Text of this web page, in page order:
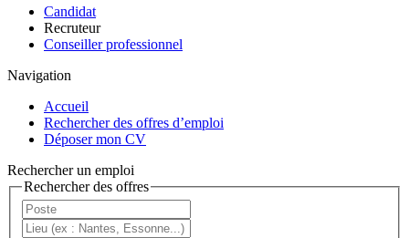
Candidat
Recruteur
Conseiller professionnel
Navigation
Accueil
Rechercher des offres d’emploi
Déposer mon CV
Rechercher un emploi
Rechercher des offres